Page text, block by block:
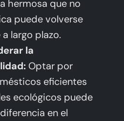
hermosa que no
puede volverse
largo plazo.
la
Optar por
eficientes
ecológicos puede
en el